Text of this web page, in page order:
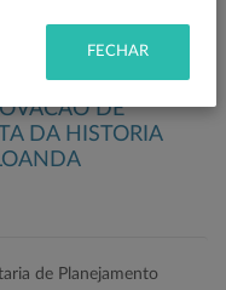
do Prefeito –
DE
DA HISTORIA
de Planejamento
FECHAR